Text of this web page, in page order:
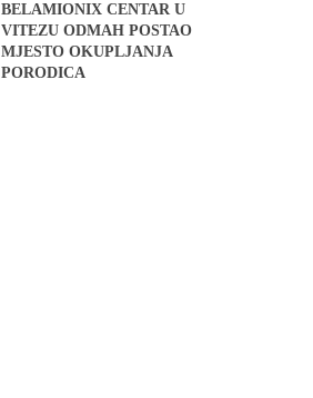
BELAMIONIX CENTAR U
VITEZU ODMAH POSTAO
MJESTO OKUPLJANJA
PORODICA